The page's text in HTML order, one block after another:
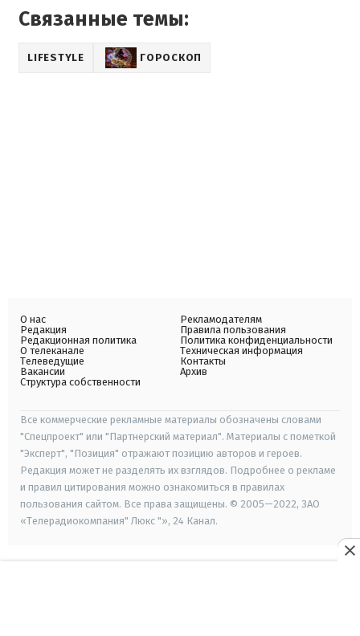
Связанные темы:
LIFESTYLE ГОРОСКОП
О нас
Редакция
Редакционная политика
О телеканале
Телеведущие
Вакансии
Структура собственности
Рекламодателям
Правила пользования
Политика конфиденциальности
Техническая информация
Контакты
Архив
Все коммерческие рекламные материалы обозначены словами
"Спецпроект" или "Партнерский материал". Материалы с пометкой
"Эксперт", "Позиция" отражают позицию авторов и героев.
Редакция может не разделять их взглядов. Подробнее о рекламе
и правил цитирования можно ознакомиться в правилах
пользования сайтом. Все права защищены. © 2005—2022, ЗАО
«Телерадиокомпания" Люкс "», 24 Канал.